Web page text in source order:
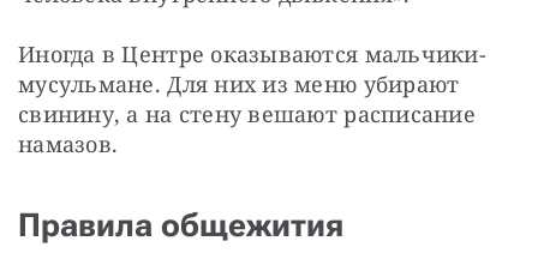
Иногда в Центре оказываются мальчики-
мусульмане. Для них из меню убирают
свинину, а на стену вешают расписание
намазов.
Правила общежития